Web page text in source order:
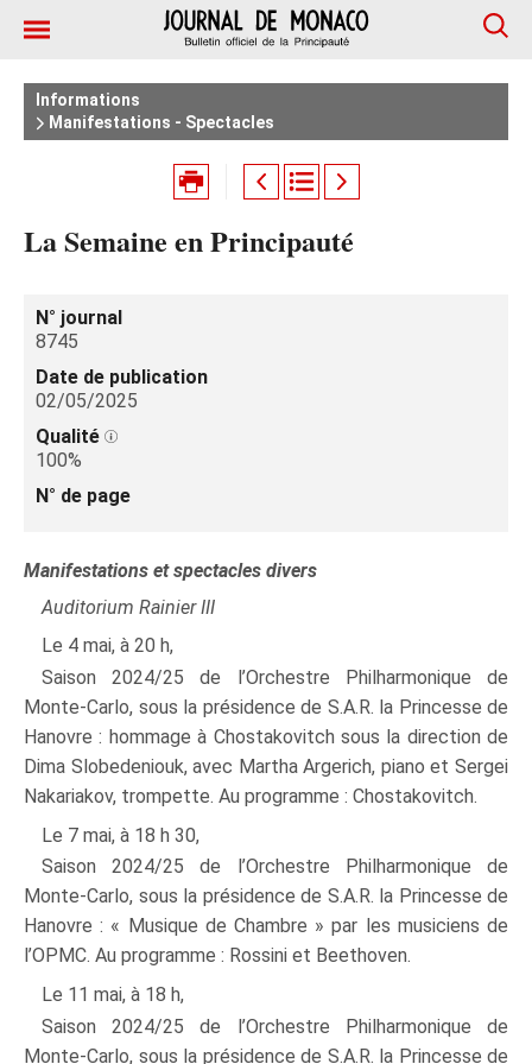
Informations
Manifestations - Spectacles
La Semaine en Principauté
N° journal
8745
Date de publication
02/05/2025
Qualité
100%
N° de page
Manifestations et spectacles divers
Auditorium Rainier III
Le 4 mai, à 20 h,
Saison 2024/25 de l’Orchestre Philharmonique de
Monte‑Carlo, sous la présidence de S.A.R. la Princesse de
Hanovre : hommage à Chostakovitch sous la direction de
Dima Slobedeniouk, avec Martha Argerich, piano et Sergei
Nakariakov, trompette. Au programme : Chostakovitch.
Le 7 mai, à 18 h 30,
Saison 2024/25 de l’Orchestre Philharmonique de
Monte‑Carlo, sous la présidence de S.A.R. la Princesse de
Hanovre : « Musique de Chambre » par les musiciens de
l’OPMC. Au programme : Rossini et Beethoven.
Le 11 mai, à 18 h,
Saison 2024/25 de l’Orchestre Philharmonique de
Monte‑Carlo, sous la présidence de S.A.R. la Princesse de